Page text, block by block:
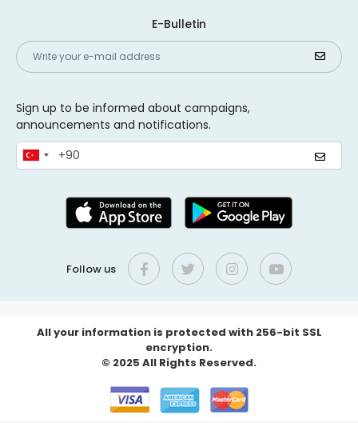
E-Bulletin
Sign up to be informed about campaigns,
announcements and notifications.
Follow us
All your information is protected with 256-bit SSL
encryption.
© 2025 All Rights Reserved.